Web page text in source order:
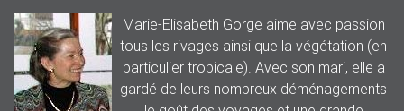
Marie-Elisabeth Gorge aime avec passion
tous les rivages ainsi que la végétation (en
particulier tropicale). Avec son mari, elle a
gardé de leurs nombreux déménagements